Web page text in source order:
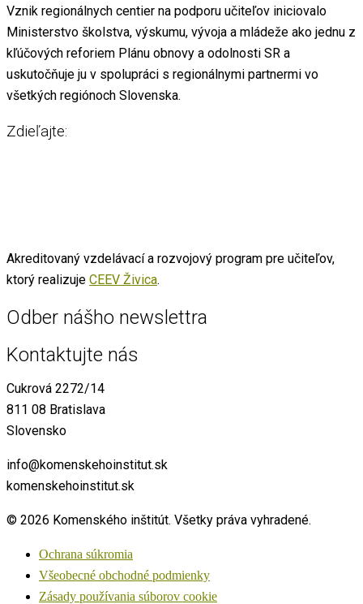
Vznik regionálnych centier na podporu učiteľov iniciovalo
Ministerstvo školstva, výskumu, vývoja a mládeže ako jednu z
kľúčových reforiem Plánu obnovy a odolnosti SR a
uskutočňuje ju v spolupráci s regionálnymi partnermi vo
všetkých regiónoch Slovenska.
Zdieľajte:
Akreditovaný vzdelávací a rozvojový program pre učiteľov,
ktorý realizuje CEEV Živica.
Odber nášho newslettra
Kontaktujte nás
Cukrová 2272/14
811 08 Bratislava
Slovensko
info@komenskehoinstitut.sk
komenskehoinstitut.sk
© 2026 Komenského inštitút. Všetky práva vyhradené.
Ochrana súkromia
Všeobecné obchodné podmienky
Zásady používania súborov cookie